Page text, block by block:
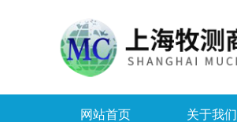
网站首页 关于我们